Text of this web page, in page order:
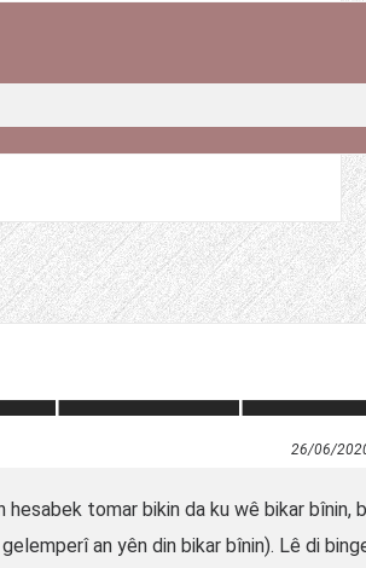
26/06/
hesabek tomar bikin da ku wê bikar
gelemperî an yên din bikar bînin). Lê di